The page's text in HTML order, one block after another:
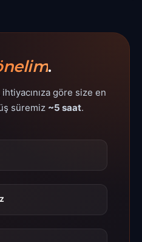
.
göre size en
süremiz ~5 saat.